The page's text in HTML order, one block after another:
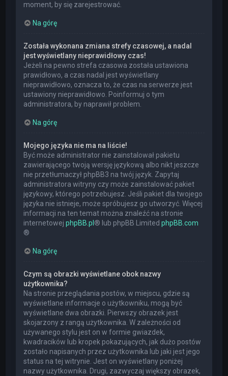
moment, by się zarejestrować.
Na górę
Została wykonana zmiana strefy czasowej, a nadal
jest wyświetlany nieprawidłowy czas!
Jeżeli na pewno strefa czasowa została ustawiona
prawidłowo, a czas nadal jest wyświetlany
nieprawidłowo, oznacza to, że czas na serwerze jest
ustawiony nieprawidłowo. Poinformuj o tym
administratora, by naprawił problem.
Na górę
Mojego języka nie ma na liście!
Być może administrator nie zainstalował pakietu
zawierającego twoją wersję językową albo nikt jeszcze
nie przetłumaczył phpBB3 na twój język. Zapytaj
administratora witryny czy może zainstalować pakiet
językowy, którego potrzebujesz. Jeśli pakiet dla twojego
języka nie istnieje, może spróbujesz go utworzyć. Więcej
informacji na ten temat można znaleźć na stronie
internetowejphpBB.pl ® lub phpBB LimitedphpBB.com
®
Na górę
Czym są obrazki wyświetlane obok nazwy
użytkownika?
Na stronie przeglądania postów, w miejscu, gdzie są
wyświetlane informacje o użytkowniku, mogą być
wyświetlane dwa obrazki. Pierwszy obrazek jest
skojarzony z rangą użytkownika. W zależności od
używanego stylu jest on w formie gwiazdek,
kwadracików lub kropek pokazujących, jak dużo postów
zostało napisanych przez użytkownika lub jaki jest jego
status na tej witrynie. Jest on wyświetlany poniżej
nazwy użytkownika. Drugi, zazwyczaj większy obrazek,